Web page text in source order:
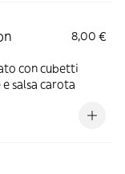
8,00 €
con cubetti
salsa carota